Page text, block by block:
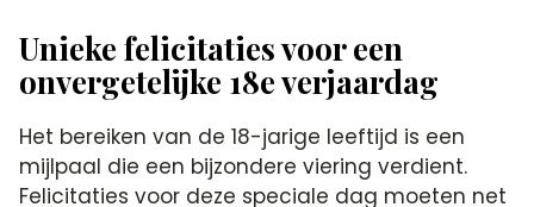
Unieke felicitaties voor een
onvergetelijke 18e verjaardag
Het bereiken van de 18-jarige leeftijd is een
mijlpaal die een bijzondere viering verdient.​
Felicitaties voor deze speciale dag moeten net